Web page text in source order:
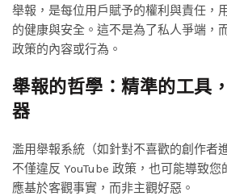
舉報，是每位用戶賦予的權利與責任，
的健康與安全。這不是為了私人爭端，
政策的內容或行為。
舉報的哲學：精準的工具
器
濫用舉報系統（如針對不喜歡的創作者
不僅違反 YouTube 政策，也可能導致
應基於客觀事實，而非主觀好惡。